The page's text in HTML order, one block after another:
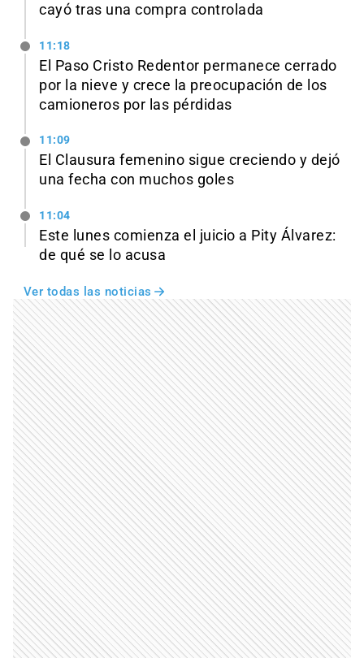
cayó tras una compra controlada
11:18
El Paso Cristo Redentor permanece cerrado
por la nieve y crece la preocupación de los
camioneros por las pérdidas
11:09
El Clausura femenino sigue creciendo y dejó
una fecha con muchos goles
11:04
Este lunes comienza el juicio a Pity Álvarez:
de qué se lo acusa
Ver todas las noticias